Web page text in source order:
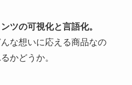
ツの可視化と言語化。
な想いに応える商品なの
かどうか。